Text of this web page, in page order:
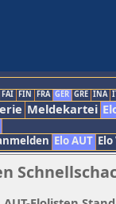
FAI FIN FRA GER GRE INA
Meldekartei
Elo AUT